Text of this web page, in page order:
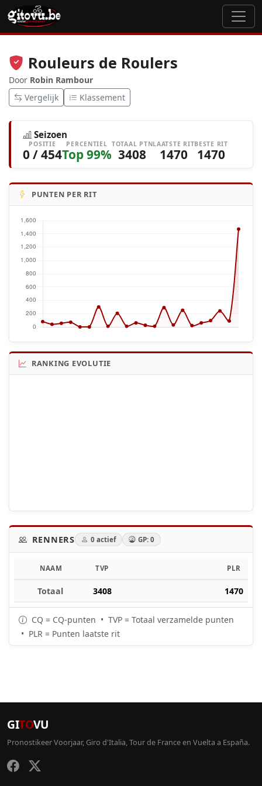
Rouleurs de Roulers
Door Robin Rambour
Vergelijk
Klassement
Seizoen
POSITIE
0 / 454
PERCENTIEL
Top 99%
TOTAAL PTN
3408
LAATSTE RIT
1470
BESTE RIT
1470
PUNTEN PER RIT
RANKING EVOLUTIE
RENNERS 0 actief GP: 0
NAAM TVP PLR
Totaal 3408 1470
CQ = CQ-punten • TVP = Totaal verzamelde punten
• PLR = Punten laatste rit
GITOVU
Pronostikeer Voorjaar, Giro d'Italia, Tour de France en Vuelta a España.